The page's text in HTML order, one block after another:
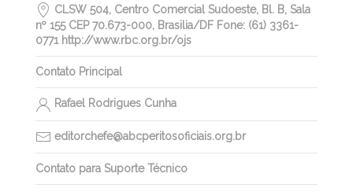
CLSW 504, Centro Comercial Sudoeste, Bl. B, Sala
nº 155 CEP 70.673-000, Brasilia/DF Fone: (61) 3361-
0771 http://www.rbc.org.br/ojs
Contato Principal
Rafael Rodrigues Cunha
editorchefe@abcperitosoficiais.org.br
Contato para Suporte Técnico